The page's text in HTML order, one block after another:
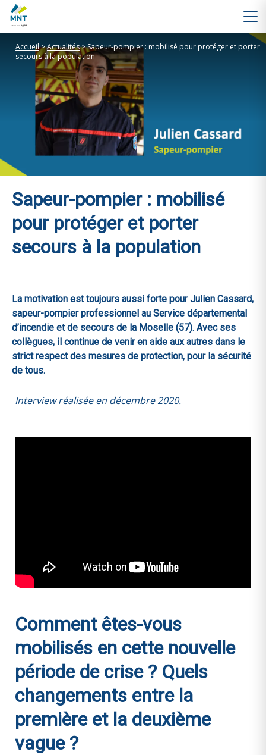
Accueil>Actualités>Sapeur-pompier : mobilisé pour protéger et porter
secours à la population
Sapeur-pompier : mobilisé
pour protéger et porter
secours à la population
La motivation est toujours aussi forte pour Julien Cassard,
sapeur-pompier professionnel au Service départemental
d’incendie et de secours de la Moselle (57). Avec ses
collègues, il continue de venir en aide aux autres dans le
strict respect des mesures de protection, pour la sécurité
de tous.
Interview réalisée en décembre 2020.
Comment êtes-vous
mobilisés en cette nouvelle
période de crise ? Quels
changements entre la
première et la deuxième
vague ?